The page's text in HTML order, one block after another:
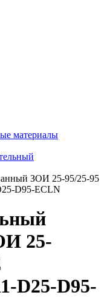
материалы
ЗОИ 25-95/25-95
D95-ECLN
25-
D25-D95-